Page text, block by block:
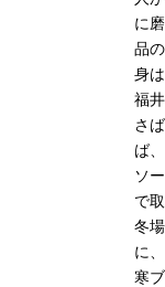
に
品
身
福
さ
ば
ソ
で
冬
に
寒